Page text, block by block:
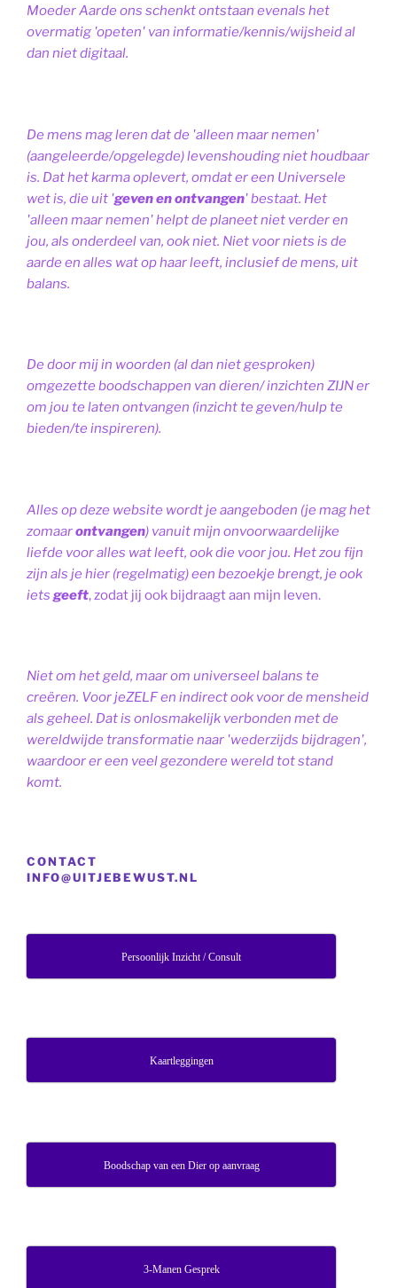
Moeder Aarde ons schenkt ontstaan evenals het
overmatig 'opeten' van informatie/kennis/wijsheid al
dan niet digitaal.
De mens mag leren dat de 'alleen maar nemen'
(aangeleerde/opgelegde) levenshouding niet houdbaar
is. Dat het karma oplevert, omdat er een Universele
wet is, die uit 'geven en ontvangen' bestaat. Het
'alleen maar nemen' helpt de planeet niet verder en
jou, als onderdeel van, ook niet. Niet voor niets is de
aarde en alles wat op haar leeft, inclusief de mens, uit
balans.
De door mij in woorden (al dan niet gesproken)
omgezette boodschappen van dieren/ inzichten ZIJN er
om jou te laten ontvangen (inzicht te geven/hulp te
bieden/te inspireren).
Alles op deze website wordt je aangeboden (je mag het
zomaarontvangen) vanuit mijn onvoorwaardelijke
liefde voor alles wat leeft, ook die voor jou. Het zou fijn
zijn als je hier (regelmatig) een bezoekje brengt, je ook
iets geeft, zodat jij ook bijdraagt aan mijn leven.
Niet om het geld, maar om universeel balans te
creëren. Voor jeZELF en indirect ook voor de mensheid
als geheel. Dat is onlosmakelijk verbonden met de
wereldwijde transformatie naar 'wederzijds bijdragen',
waardoor er een veel gezondere wereld tot stand
komt.
CONTACT
INFO@UITJEBEWUST.NL
Persoonlijk Inzicht / Consult
Kaartleggingen
Boodschap van een Dier op aanvraag
3-Manen Gesprek